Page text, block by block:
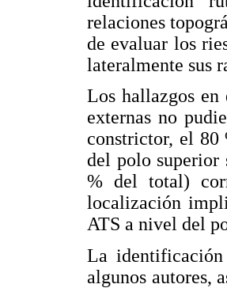
relaciones
de evaluar los
lateralmente sus
Los hallazgos
externas no
constrictor, el 80
del polo superior
% del total)
localización
ATS a nivel del
La identificación
algunos autores,